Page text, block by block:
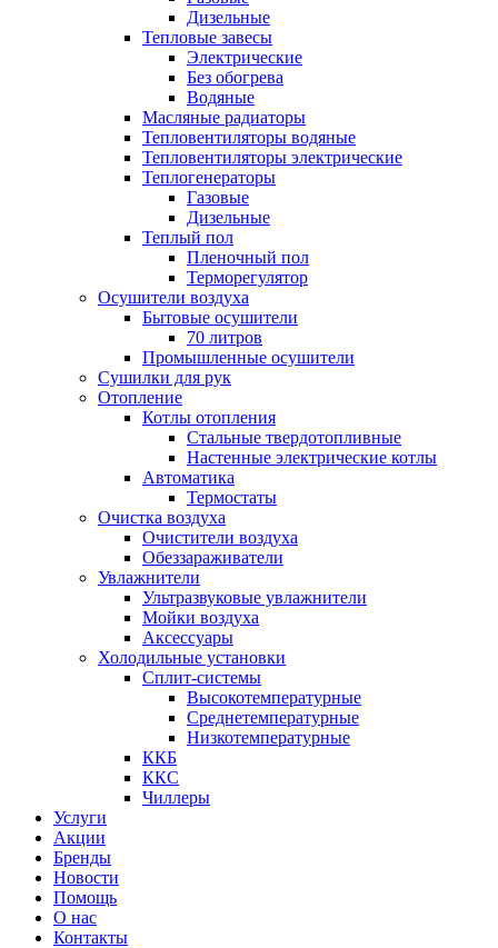
Дизельные
Тепловые завесы
Электрические
Без обогрева
Водяные
Масляные радиаторы
Тепловентиляторы водяные
Тепловентиляторы электрические
Теплогенераторы
Газовые
Дизельные
Теплый пол
Пленочный пол
Терморегулятор
Осушители воздуха
Бытовые осушители
70 литров
Промышленные осушители
Сушилки для рук
Отопление
Котлы отопления
Стальные твердотопливные
Настенные электрические котлы
Автоматика
Термостаты
Очистка воздуха
Очистители воздуха
Обеззараживатели
Увлажнители
Ультразвуковые увлажнители
Мойки воздуха
Аксессуары
Холодильные установки
Сплит-системы
Высокотемпературные
Среднетемпературные
Низкотемпературные
ККБ
ККС
Чиллеры
Услуги
Акции
Бренды
Новости
Помощь
О нас
Контакты